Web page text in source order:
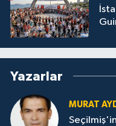
Yazarlar
MURAT